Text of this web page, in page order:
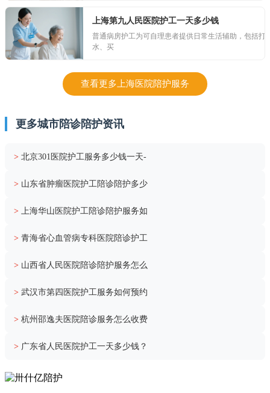
上海第九人民医院护工一天多少钱
普通病房护工为可自理患者提供日常生活辅助，包括打
水、买
查看更多上海医院陪护服务
更多城市陪诊陪护资讯
> 北京301医院护工服务多少钱一天-
> 山东省肿瘤医院护工陪诊陪护多少
> 上海华山医院护工陪诊陪护服务如
> 青海省心血管病专科医院陪诊护工
> 山西省人民医院陪诊陪护服务怎么
> 武汉市第四医院护工服务如何预约
> 杭州邵逸夫医院陪诊服务怎么收费
> 广东省人民医院护工一天多少钱？